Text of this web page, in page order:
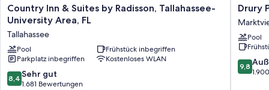
Country
Inn
Suites
by
Radisson,
Tallahassee-
University
Country Inn & Suites by Radisson, Tallahassee-
University Area, FL
Tallahassee
Pool
Frühstück inbegriffen
Parkplatz inbegriffen
Kostenloses WLAN
8.4
von
8,4 Sehr gut
1.681 Bewertungen
Drury
Plaza
Hotel
Drury
Pool
9.8
von
9,8